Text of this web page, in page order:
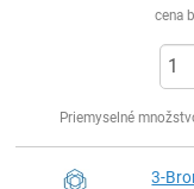
cena
Priemyselné
3-